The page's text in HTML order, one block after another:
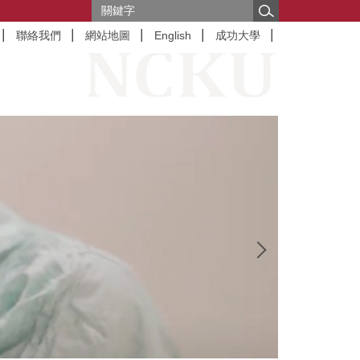
聯絡我們 網站地圖 English 成功大學